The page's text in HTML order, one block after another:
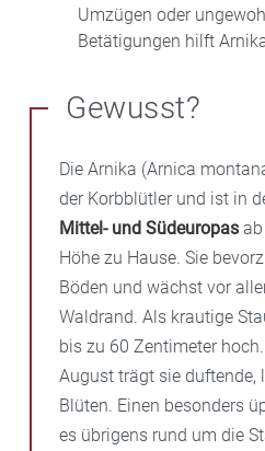
Umzügen oder
Betätigungen hilft
Gewusst?
Die Arnika (Arnica
der Korbblütler und ist in
Mittel- und Südeuropas
Höhe zu Hause. Sie
Böden und wächst vor
Waldrand. Als krautige
bis zu 60 Zentimeter
August trägt sie duftende,
Blüten. Einen besonders
es übrigens rund um die